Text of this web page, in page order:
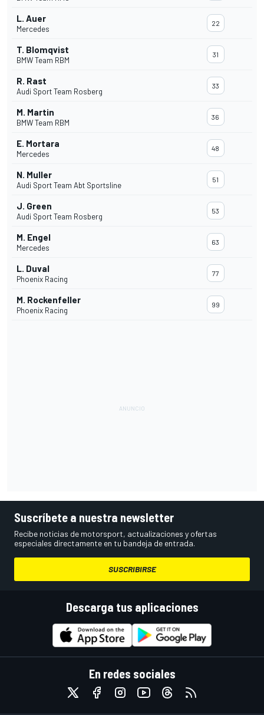
L. Auer
Mercedes
22
T. Blomqvist
BMW Team RBM
31
R. Rast
Audi Sport Team Rosberg
33
M. Martin
BMW Team RBM
36
E. Mortara
Mercedes
48
N. Muller
Audi Sport Team Abt Sportsline
51
J. Green
Audi Sport Team Rosberg
53
M. Engel
Mercedes
63
L. Duval
Phoenix Racing
77
M. Rockenfeller
Phoenix Racing
99
Suscríbete a nuestra newsletter
Recibe noticias de motorsport, actualizaciones y ofertas
especiales directamente en tu bandeja de entrada.
SUSCRIBIRSE
Descarga tus aplicaciones
En redes sociales